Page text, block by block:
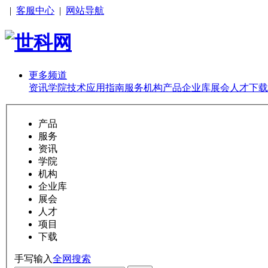
| 客服中心 | 网站导航
更多频道
资讯学院技术应用指南服务机构产品企业库展会 人才下载
产品
服务
资讯
学院
机构
企业库
展会
人才
项目
下载
手写输入全网搜索